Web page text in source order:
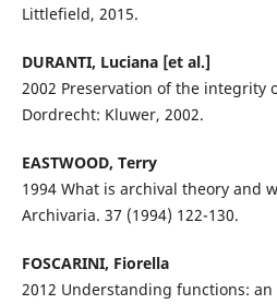
Littlefield, 2015.
DURANTI, Luciana [et al.]
2002 Preservation of the integrity
Dordrecht: Kluwer, 2002.
EASTWOOD, Terry
1994 What is archival theory and
Archivaria. 37 (1994) 122-130.
FOSCARINI, Fiorella
2012 Understanding functions: